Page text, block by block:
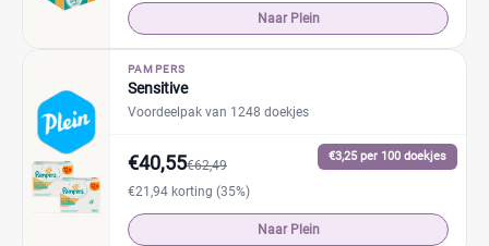
Naar Plein
PAMPERS
Sensitive
Voordeelpak van 1248 doekjes
€3,25 per 100 doekjes
€40,55€62,49
€21,94 korting (35%)
Naar Plein